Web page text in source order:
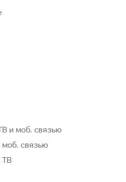
и моб. связью
связью
ТВ